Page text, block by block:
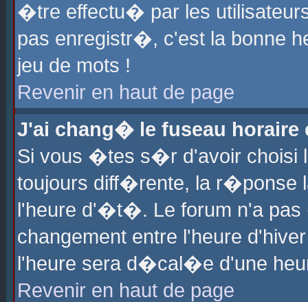
�tre effectu� par les
pas enregistr�, c'est la bonne
jeu de mots !
Revenir en haut de page
J'ai chang� le fuseau horaire
Si vous �tes s�r d'avoir choisi
toujours diff�rente, la r�ponse
l'heure d'�t�. Le forum n'a
changement entre l'heure
l'heure sera d�cal�e d'une
Revenir en haut de page